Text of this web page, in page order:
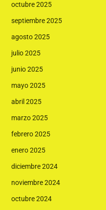
octubre 2025
septiembre 2025
agosto 2025
julio 2025
junio 2025
mayo 2025
abril 2025
marzo 2025
febrero 2025
enero 2025
diciembre 2024
noviembre 2024
octubre 2024